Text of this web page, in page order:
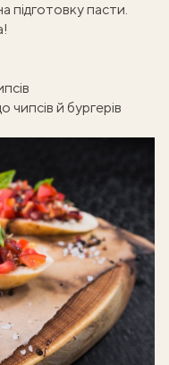
підготовку пасти.
й бургерів